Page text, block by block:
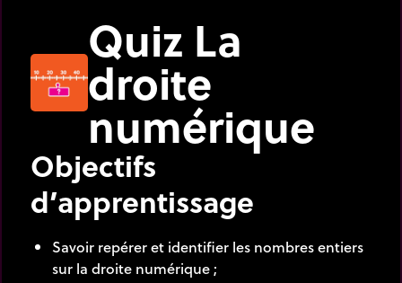
Quiz La
droite
numérique
Objectifs
d’apprentissage
Savoir repérer et identifier les nombres entiers
sur la droite numérique ;